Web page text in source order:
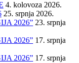
4. kolovoza 2026.
25. srpnja 2026.
2026” 23. srpnja
2026” 17. srpnja
2026” 17. srpnja